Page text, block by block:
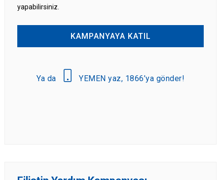
yapabilirsiniz.
KAMPANYAYA KATIL
Ya da YEMEN yaz, 1866’ya gönder!